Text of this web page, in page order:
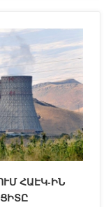
ՀԱԷԿ-ԻՆ